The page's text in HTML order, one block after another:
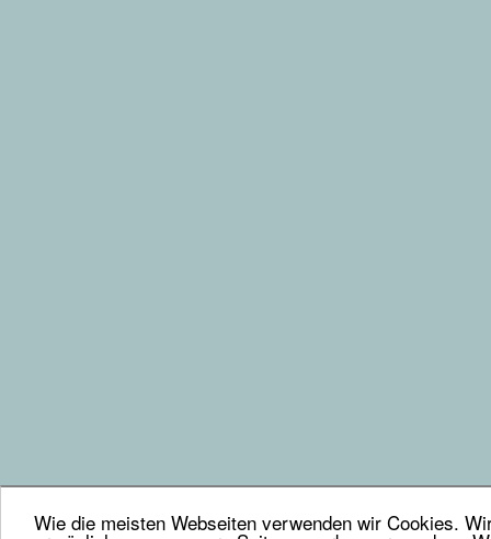
Wie die meisten Webseiten verwenden wir Cookies.